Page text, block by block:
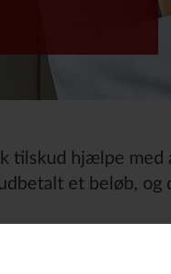
tilskud hjælpe
et beløb, og